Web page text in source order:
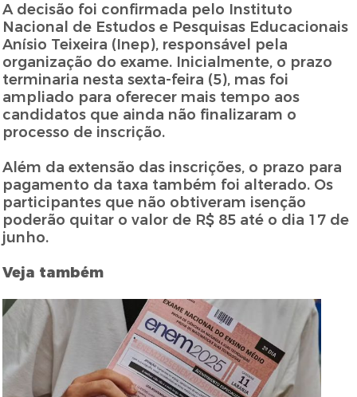
A decisão foi confirmada pelo Instituto
Nacional de Estudos e Pesquisas Educacionais
Anísio Teixeira (Inep), responsável pela
organização do exame. Inicialmente, o prazo
terminaria nesta sexta-feira (5), mas foi
ampliado para oferecer mais tempo aos
candidatos que ainda não finalizaram o
processo de inscrição.
Além da extensão das inscrições, o prazo para
pagamento da taxa também foi alterado. Os
participantes que não obtiveram isenção
poderão quitar o valor de R$ 85 até o dia 17 de
junho.
Veja também